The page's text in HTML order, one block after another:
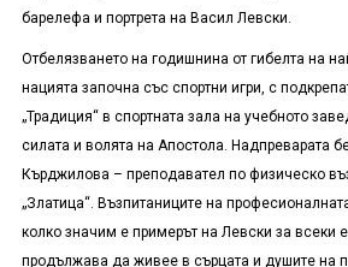
барелефа и портрета на Васил Левски.
Отбелязването на годишнина от гибелта на
нацията започна със спортни игри, с
„Традиция“ в спортната зала на учебното
силата и волята на Апостола. Надпреварата
Кърджилова – преподавател по физическо
„Златица“. Възпитаниците на
колко значим е примерът на Левски за всеки
продължава да живее в сърцата и душите на